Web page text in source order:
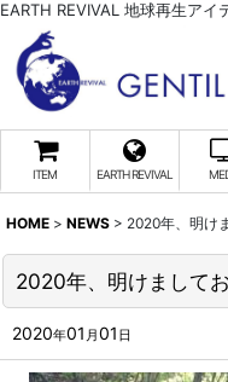
EARTH REVIVAL 地球再生アイ
ITEM EARTH REVIVAL
HOME > NEWS > 2020年、明け
2020年、明けまして
2020年01 月 01 日